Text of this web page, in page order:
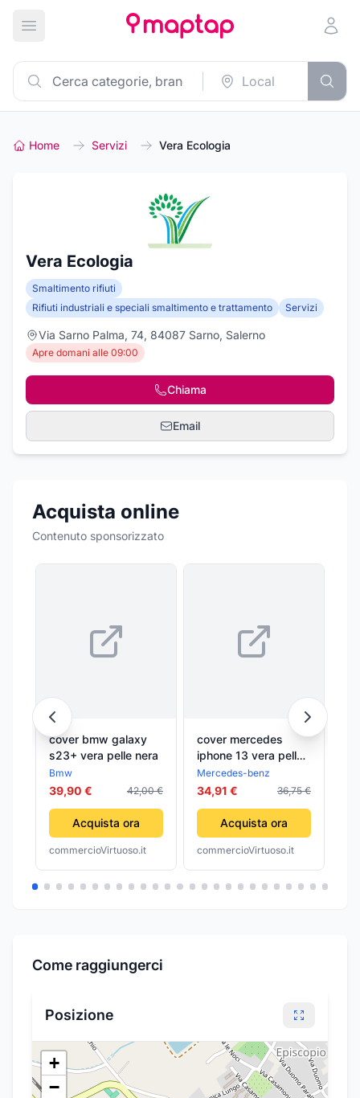
Apri menu principale
Home Servizi Vera Ecologia
Vera Ecologia
Smaltimento rifiuti
Rifiuti industriali e speciali smaltimento e trattamento
Servizi
Via Sarno Palma, 74, 84087 Sarno, Salerno
Apre domani alle 09:00
Chiama
Email
Acquista online
Contenuto sponsorizzato
cover bmw galaxy
s23+ vera pelle nera
Bmw
39,90 € 42,00 €
Acquista ora
commercioVirtuoso.it
cover mercedes
iphone 13 vera pelle
nera
Mercedes-benz
34,91 € 36,75 €
Acquista ora
commercioVirtuoso.it
Come raggiungerci
Posizione
+
−